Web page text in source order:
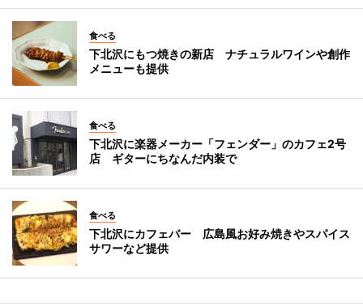
食べる
下北沢にもつ焼きの新店 ナチュラルワインや創作
メニューも提供
食べる
下北沢に楽器メーカー「フェンダー」のカフェ2号
店 ギターにちなんだ内装で
食べる
下北沢にカフェバー 広島風お好み焼きやスパイス
サワーなど提供